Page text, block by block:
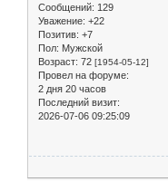
Сообщений: 129
Уважение: +22
Позитив: +7
Пол: Мужской
Возраст: 72 [1954-05-12]
Провел на форуме:
2 дня 20 часов
Последний визит:
2026-07-06 09:25:09